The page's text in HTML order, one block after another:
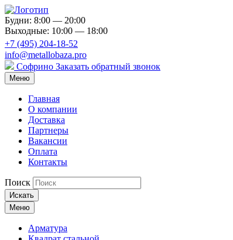
Будни: 8:00 — 20:00
Выходные: 10:00 — 18:00
+7 (495) 204-18-52
info@metallobaza.pro
Софрино Заказать обратный звонок
Меню
Главная
О компании
Доставка
Партнеры
Вакансии
Оплата
Контакты
Поиск
Искать
Меню
Арматура